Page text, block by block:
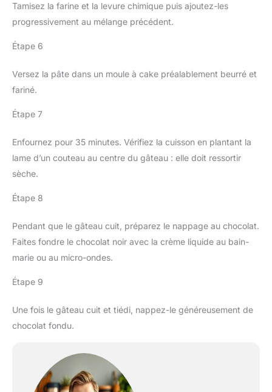
Tamisez la farine et la levure chimique puis ajoutez-les
progressivement au mélange précédent.
Étape 6
Versez la pâte dans un moule à cake préalablement beurré et
fariné.
Étape 7
Enfournez pour 35 minutes. Vérifiez la cuisson en plantant la
lame d’un couteau au centre du gâteau : elle doit ressortir
sèche.
Étape 8
Pendant que le gâteau cuit, préparez le nappage au chocolat.
Faites fondre le chocolat noir avec la crème liquide au bain-
marie ou au micro-ondes.
Étape 9
Une fois le gâteau cuit et tiédi, nappez-le généreusement de
chocolat fondu.